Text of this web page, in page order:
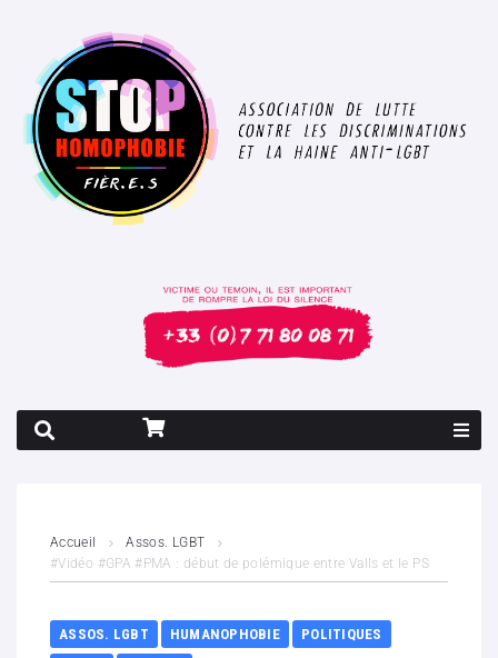
Contenus litigieux
Nous soutenir
Accueil
Assos. LGBT
#Vidéo #GPA #PMA : début de polémique entre Valls et le PS
ASSOS. LGBT HUMANOPHOBIE
POLITIQUES